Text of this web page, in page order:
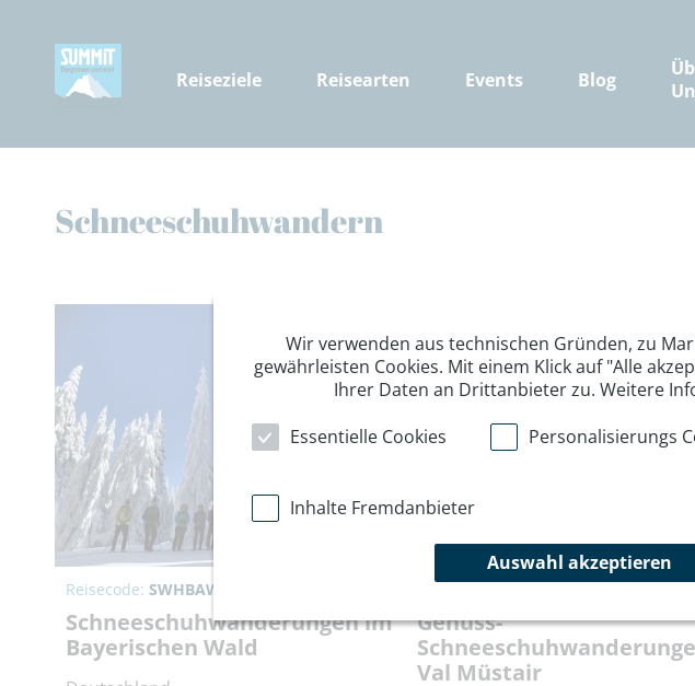
Reiseziele Reisearten Events Blog
Schneeschuhwandern
Reisecode: SWHBAW
Schneeschuhwanderungen im
Bayerischen Wald
Reisecode:SESWHCEN
Genuss-
Val Müstair
Wir verwenden aus technischen Gründen, zu
gewährleisten Cookies. Mit einem Klick auf "Alle
Ihrer Daten an Drittanbieter zu. Weitere
Essentielle Cookies
Personalisierungs
Inhalte Fremdanbieter
Auswahl akzeptieren